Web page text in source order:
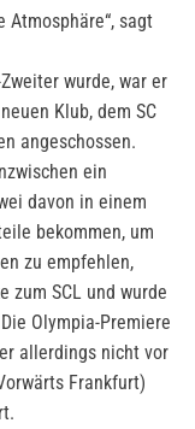
Atmosphäre“, sagt
wurde, war er
Klub, dem SC
angeschossen.
ein
davon in einem
bekommen, um
zu empfehlen,
zum SCL und wurde
Olympia-Premiere
allerdings nicht vor
Frankfurt)